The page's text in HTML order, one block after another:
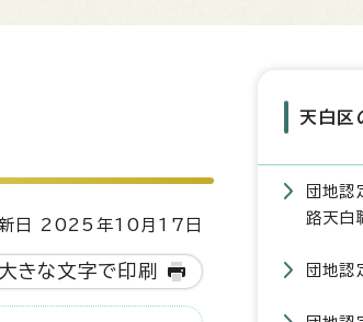
日 2025年10月17日
大きな文字で印刷
天白区
団地認
路天白
団地認